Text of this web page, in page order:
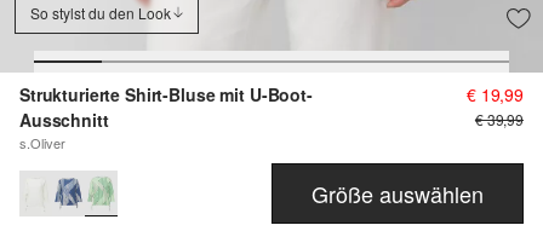
So stylst du den Look
Strukturierte Shirt-Bluse mit U-Boot-
Ausschnitt
s.Oliver
€ 19,99
€ 39,99
Größe auswählen